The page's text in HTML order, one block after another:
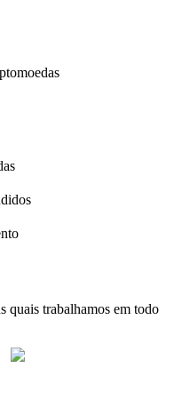
quais trabalhamos em todo